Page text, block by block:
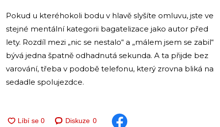
Pokud u kteréhokoli bodu v hlavě slyšíte omluvu, jste ve
stejné mentální kategorii bagatelizace jako autor před
lety. Rozdíl mezi „nic se nestalo“ a „málem jsem se zabil“
bývá jedna špatně odhadnutá sekunda. A ta přijde bez
varování, třeba v podobě telefonu, který zrovna bliká na
sedadle spolujezdce.
Diskuze 0